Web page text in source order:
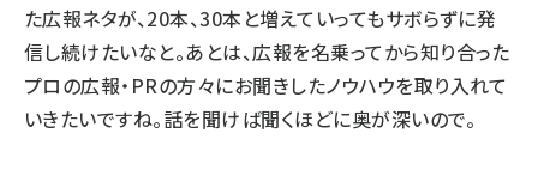
た広報ネタが、20本、30本と増えていってもサボらずに発
信し続けたいなと。あとは、広報を名乗ってから知り合った
プロの広報・PRの方々にお聞きしたノウハウを取り入れて
いきたいですね。話を聞けば聞くほどに奥が深いので。